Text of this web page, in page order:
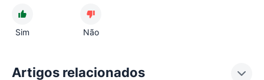
Sim Não
Artigos relacionados